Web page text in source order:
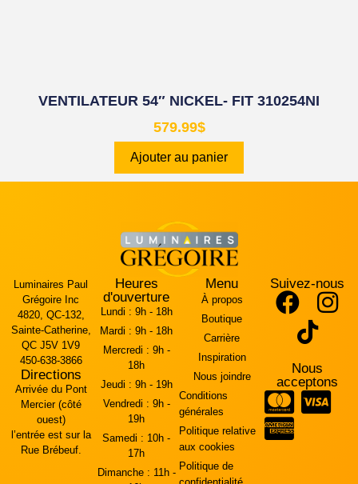
VENTILATEUR 54″ NICKEL- FIT 310254NI
579.99$
Ajouter au panier
Luminaires Paul
Grégoire Inc
4820, QC-132,
Sainte-Catherine,
QC J5V 1V9
450-638-3866
Directions
Arrivée du Pont
Mercier (côté
ouest)
l’entrée est sur la
Rue Brébeuf.
Heures
d'ouverture
Lundi : 9h - 18h
Mardi : 9h - 18h
Mercredi : 9h -
18h
Jeudi : 9h - 19h
Vendredi : 9h -
19h
Samedi : 10h -
17h
Dimanche : 11h -
Menu
À propos
Boutique
Carrière
Inspiration
Nous joindre
Conditions
générales
Politique relative
aux cookies
Politique de
Suivez-nous
Nous
acceptons